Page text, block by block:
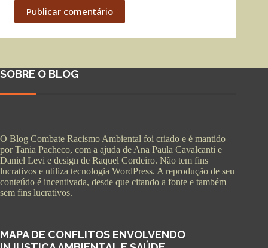
Publicar comentário
SOBRE O BLOG
O Blog Combate Racismo Ambiental foi criado e é mantido
por Tania Pacheco, com a ajuda de Ana Paula Cavalcanti e
Daniel Levi e design de Raquel Cordeiro. Não tem fins
lucrativos e utiliza tecnologia WordPress. A reprodução de seu
conteúdo é incentivada, desde que citando a fonte e também
sem fins lucrativos.
MAPA DE CONFLITOS ENVOLVENDO